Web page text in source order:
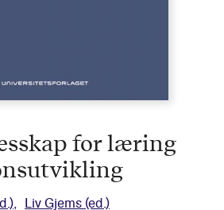
for læring
Liv Gjems (ed.)